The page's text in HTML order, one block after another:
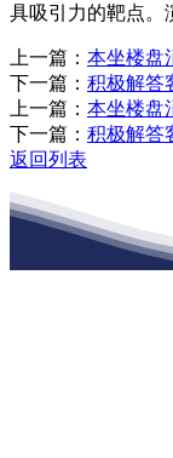
具吸引力的靶点。
上一篇： 本坐楼盘
下一篇： 积极解答
上一篇： 本坐楼盘
下一篇： 积极解答
返回列表